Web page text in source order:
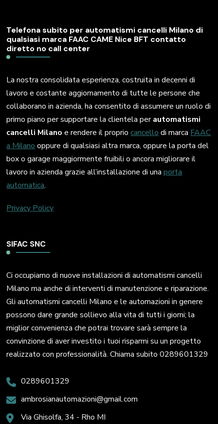
Telefona subito per automatismi cancelli Milano di
qualsiasi marca FAAC CAME Nice BFT contatto
diretto no call center
La nostra consolidata esperienza, costruita in decenni di
lavoro e costante aggiornamento di tutte le persone che
collaborano in azienda, ha consentito di assumere un ruolo di
primo piano per supportare la clientela perautomatismi
cancelli Milano e rendere il propriocancello di marca FAAC
a Milano oppure di qualsiasi altra marca, oppure la porta del
box o garage maggiormente fruibili o ancora migliorare il
lavoro in azienda grazie all’installazione di unaporta
automatica.
Privacy Policy
SIFAC SNC
Ci occupiamo di nuove installazioni di automatismi cancelli
Milano ma anche di interventi di manutenzione e riparazione.
Gli automatismi cancelli Milano e le automazioni in genere
possono dare grande sollievo alla vita di tutti i giorni; la
miglior convenienza che potrai trovare sarà sempre la
convinzione di aver investito i tuoi risparmi su un progetto
realizzato con professionalità. Chiama subito 0289601329
0289601329
ambrosianautomazioni@gmail.com
Via Ghisolfa, 34 - Rho MI